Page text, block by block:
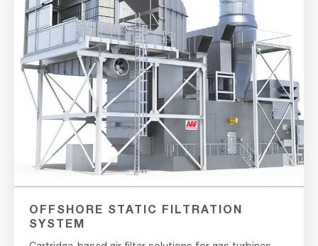
OFFSHORE STATIC FILTRATION
SYSTEM